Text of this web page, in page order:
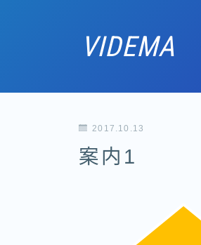
VIDEMA
2017.10.13
案内1